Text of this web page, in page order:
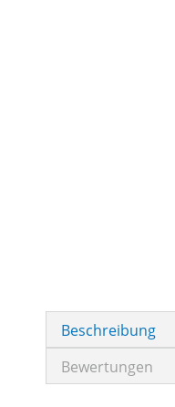
Beschreibung
Bewertungen